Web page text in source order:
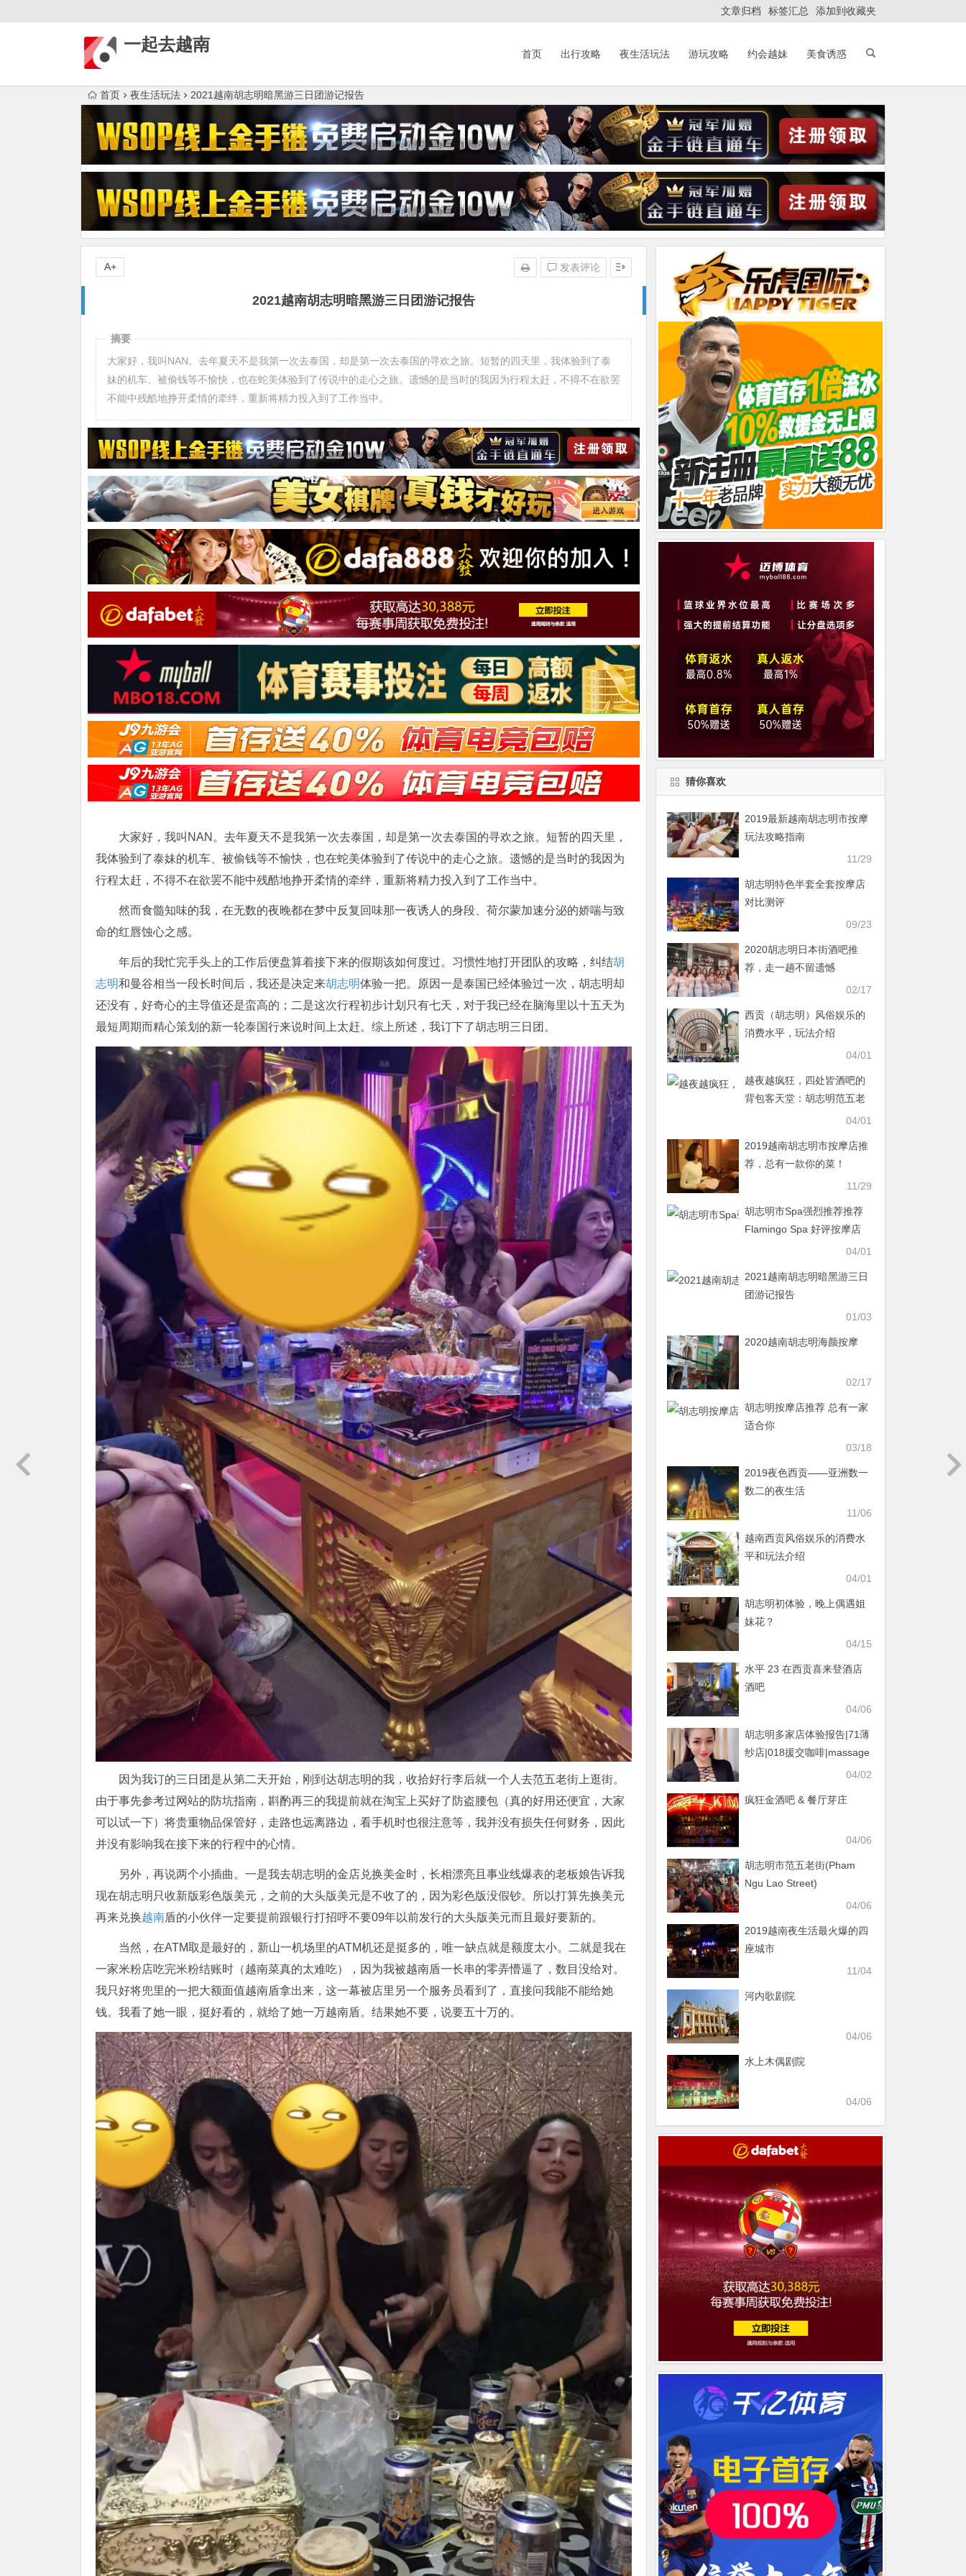
文章归档 标签汇总 添加到收藏夹
一起去越南 首页 出行攻略 夜生活玩法 游玩攻略 约会越妹 美食诱惑
首页 夜生活玩法 2021越南胡志明暗黑游三日团游记报告
2021越南胡志明暗黑游三日团游记报告
发表评论
A+
摘要
大家好，我叫NAN。去年夏天不是我第一次去泰国，却是第一次去泰国的寻欢之旅。短暂的四天里，我体验到了泰
妹的机车、被偷钱等不愉快，也在蛇美体验到了传说中的走心之旅。遗憾的是当时的我因为行程太赶，不得不在欲罢
不能中残酷地挣开柔情的牵绊，重新将精力投入到了工作当中。
大家好，我叫NAN。去年夏天不是我第一次去泰国，却是第一次去泰国的寻欢之旅。短暂的四天里，
我体验到了泰妹的机车、被偷钱等不愉快，也在蛇美体验到了传说中的走心之旅。遗憾的是当时的我因为
行程太赶，不得不在欲罢不能中残酷地挣开柔情的牵绊，重新将精力投入到了工作当中。
然而食髓知味的我，在无数的夜晚都在梦中反复回味那一夜诱人的身段、荷尔蒙加速分泌的娇喘与致
命的红唇蚀心之感。
年后的我忙完手头上的工作后便盘算着接下来的假期该如何度过。习惯性地打开团队的攻略，纠结胡
志明和曼谷相当一段长时间后，我还是决定来胡志明体验一把。原因一是泰国已经体验过一次，胡志明却
还没有，好奇心的主导值还是蛮高的；二是这次行程初步计划只有七天，对于我已经在脑海里以十五天为
最短周期而精心策划的新一轮泰国行来说时间上太赶。综上所述，我订下了胡志明三日团。
因为我订的三日团是从第二天开始，刚到达胡志明的我，收拾好行李后就一个人去范五老街上逛街。
由于事先参考过网站的防坑指南，斟酌再三的我提前就在淘宝上买好了防盗腰包（真的好用还便宜，大家
可以试一下）将贵重物品保管好，走路也远离路边，看手机时也很注意等，我并没有损失任何财务，因此
并没有影响我在接下来的行程中的心情。
另外，再说两个小插曲。一是我去胡志明的金店兑换美金时，长相漂亮且事业线爆表的老板娘告诉我
现在胡志明只收新版彩色版美元，之前的大头版美元是不收了的，因为彩色版没假钞。所以打算先换美元
再来兑换越南盾的小伙伴一定要提前跟银行打招呼不要09年以前发行的大头版美元而且最好要新的。
当然，在ATM取是最好的，新山一机场里的ATM机还是挺多的，唯一缺点就是额度太小。二就是我在
一家米粉店吃完米粉结账时（越南菜真的太难吃），因为我被越南盾一长串的零弄懵逼了，数目没给对。
我只好将兜里的一把大额面值越南盾拿出来，这一幕被店里另一个服务员看到了，直接问我能不能给她
钱。我看了她一眼，挺好看的，就给了她一万越南盾。结果她不要，说要五十万的。
猜你喜欢
2019最新越南胡志明市按摩
玩法攻略指南
11/29
胡志明特色半套全套按摩店
对比测评
09/23
2020胡志明日本街酒吧推
荐，走一趟不留遗憾
02/17
西贡（胡志明）风俗娱乐的
消费水平，玩法介绍
04/01
越夜越疯狂，四处皆酒吧的
背包客天堂：胡志明范五老
04/01
2019越南胡志明市按摩店推
荐，总有一款你的菜！
11/29
胡志明市Spa强烈推荐推荐
Flamingo Spa 好评按摩店
04/01
2021越南胡志明暗黑游三日
团游记报告
01/03
2020越南胡志明海颜按摩
02/17
胡志明按摩店推荐 总有一家
适合你
03/18
2019夜色西贡——亚洲数一
数二的夜生活
11/06
越南西贡风俗娱乐的消费水
平和玩法介绍
04/01
胡志明初体验，晚上偶遇姐
妹花？
04/15
水平 23 在西贡喜来登酒店
酒吧
04/06
胡志明多家店体验报告|71薄
纱店|018援交咖啡|massage
zeus口爆|cat walk猫街|233
om|韩k
04/02
疯狂金酒吧 & 餐厅芽庄
04/06
胡志明市范五老街(Pham
Ngu Lao Street)
04/06
2019越南夜生活最火爆的四
座城市
11/04
河内歌剧院
04/06
水上木偶剧院
04/06